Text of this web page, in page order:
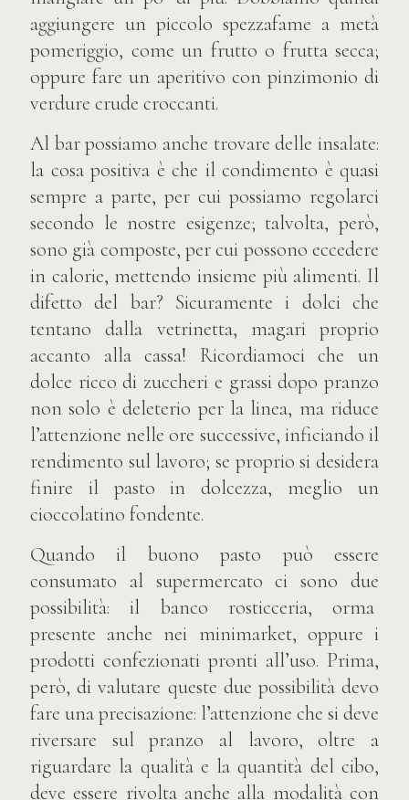
aggiungere un piccolo spezzafame a metà
pomeriggio, come un frutto o frutta secca;
oppure fare un aperitivo con pinzimonio di
verdure crude croccanti.
Al bar possiamo anche trovare delle insalate:
la cosa positiva è che il condimento è quasi
sempre a parte, per cui possiamo regolarci
secondo le nostre esigenze; talvolta, però,
sono già composte, per cui possono eccedere
in calorie, mettendo insieme più alimenti. Il
difetto del bar? Sicuramente i dolci che
tentano dalla vetrinetta, magari proprio
accanto alla cassa! Ricordiamoci che un
dolce ricco di zuccheri e grassi dopo pranzo
non solo è deleterio per la linea, ma riduce
l’attenzione nelle ore successive, inficiando il
rendimento sul lavoro; se proprio si desidera
finire il pasto in dolcezza, meglio un
cioccolatino fondente.
Quando il buono pasto può essere
consumato al supermercato ci sono due
possibilità: il banco rosticceria, orma
presente anche nei minimarket, oppure i
prodotti confezionati pronti all’uso. Prima,
però, di valutare queste due possibilità devo
fare una precisazione: l’attenzione che si deve
riversare sul pranzo al lavoro, oltre a
riguardare la qualità e la quantità del cibo,
deve essere rivolta anche alla modalità con